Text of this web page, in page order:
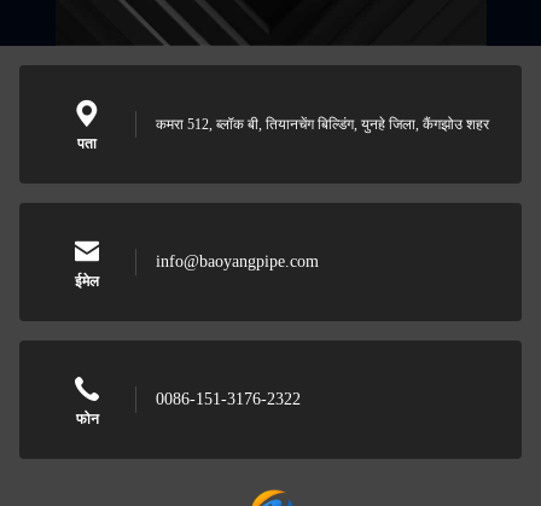
पता
कमरा 512, ब्लॉक बी, तियानचेंग बिल्डिंग, युनहे जिला, कैंगझोउ शहर
ईमेल
info@baoyangpipe.com
फोन
0086-151-3176-2322